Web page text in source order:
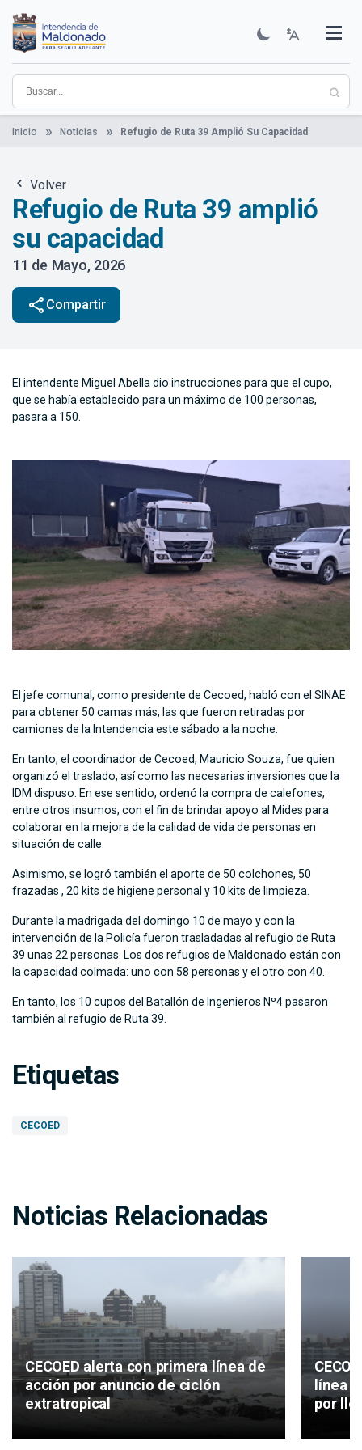
contenido
principal
Institucional
Municipios
Descubre Maldonado
Comunicación
Servicios
Guía De Trámites
Ver Noticias
Inicio Noticias Refugio de Ruta 39 Amplió Su Capacidad
Volver
Refugio de Ruta 39 amplió
su capacidad
11 de Mayo, 2026
share Compartir
El intendente Miguel Abella dio instrucciones para que el cupo,
que se había establecido para un máximo de 100 personas,
pasara a 150.
El jefe comunal, como presidente de Cecoed, habló con el SINAE
para obtener 50 camas más, las que fueron retiradas por
camiones de la Intendencia este sábado a la noche.
En tanto, el coordinador de Cecoed, Mauricio Souza, fue quien
organizó el traslado, así como las necesarias inversiones que la
IDM dispuso. En ese sentido, ordenó la compra de calefones,
entre otros insumos, con el fin de brindar apoyo al Mides para
colaborar en la mejora de la calidad de vida de personas en
situación de calle.
Asimismo, se logró también el aporte de 50 colchones, 50
frazadas , 20 kits de higiene personal y 10 kits de limpieza.
Durante la madrigada del domingo 10 de mayo y con la
intervención de la Policía fueron trasladadas al refugio de Ruta
39 unas 22 personas. Los dos refugios de Maldonado están con
la capacidad colmada: uno con 58 personas y el otro con 40.
En tanto, los 10 cupos del Batallón de Ingenieros Nº4 pasaron
también al refugio de Ruta 39.
Etiquetas
CECOED
Noticias Relacionadas
CECOED alerta con primera línea de
acción por anuncio de ciclón
extratropical
línea
por